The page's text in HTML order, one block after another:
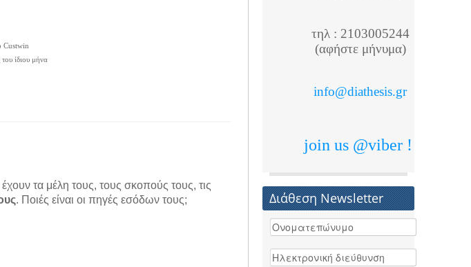
Custwin
ίδιου μήνα
τα μέλη τους, τους σκοπούς τους, τις
. Ποιές είναι οι πηγές εσόδων τους;
τηλ : 2103005244
(αφήστε μήνυμα)
info@diathesis.gr
join us @viber !
Διάθεση Newsletter